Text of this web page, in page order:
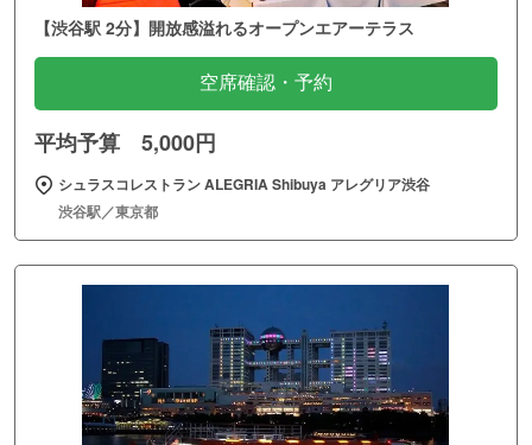
【渋谷駅 2分】開放感溢れるオープンエアーテラス
空席確認・予約
平均予算 5,000円
シュラスコレストラン ALEGRIA Shibuya アレグリア渋谷
渋谷駅／東京都